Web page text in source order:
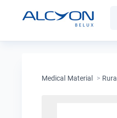
Medical Material > Rural